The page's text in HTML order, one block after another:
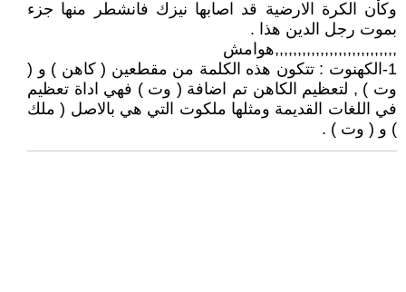
وكأن الكرة الارضية قد اصابها نيزك فانشطر منها جزء
بموت رجل الدين هذا .
,,,,,,,,,,,,,,,,,,,,,,,,,,,هوامش
1-الكهنوت : تتكون هذه الكلمة من مقطعين ( كاهن ) و (
وت ) , لتعظيم الكاهن تم اضافة ( وت ) فهي اداة تعظيم
في اللغات القديمة ومثلها ملكوت التي هي بالاصل ( ملك
) و ( وت ) .